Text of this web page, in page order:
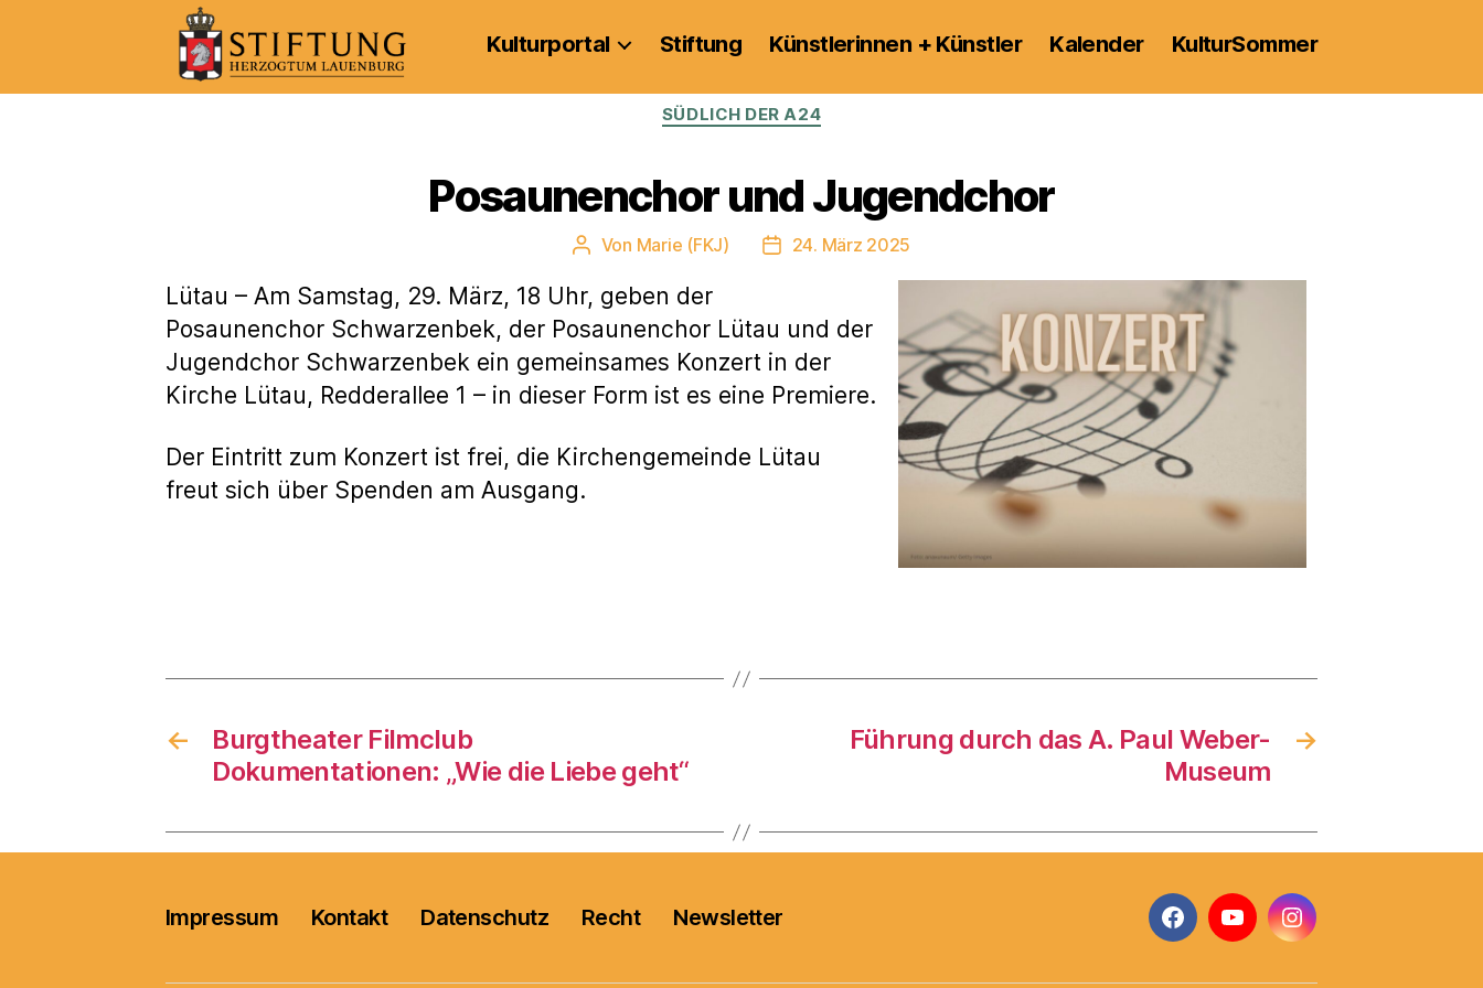
Kulturportal
Kulturportal Stiftung Künstlerinnen + Künstler Kalender KulturSommer
Kategorien
SÜDLICH DER A24
Posaunenchor und Jugendchor
Beitragsautor
Von Marie (FKJ) Veröffentlichungsdatum
24. März 2025
Lütau – Am Samstag, 29. März, 18 Uhr, geben der
Posaunenchor Schwarzenbek, der Posaunenchor Lütau und der
Jugendchor Schwarzenbek ein gemeinsames Konzert in der
Kirche Lütau, Redderallee 1 – in dieser Form ist es eine Premiere.
Der Eintritt zum Konzert ist frei, die Kirchengemeinde Lütau
freut sich über Spenden am Ausgang.
←
Burgtheater Filmclub
Dokumentationen: „Wie die Liebe geht“
→
Führung durch das A. Paul Weber-
Museum
Impressum Kontakt Datenschutz Recht Newsletter
FacebookYouTubeInstagram